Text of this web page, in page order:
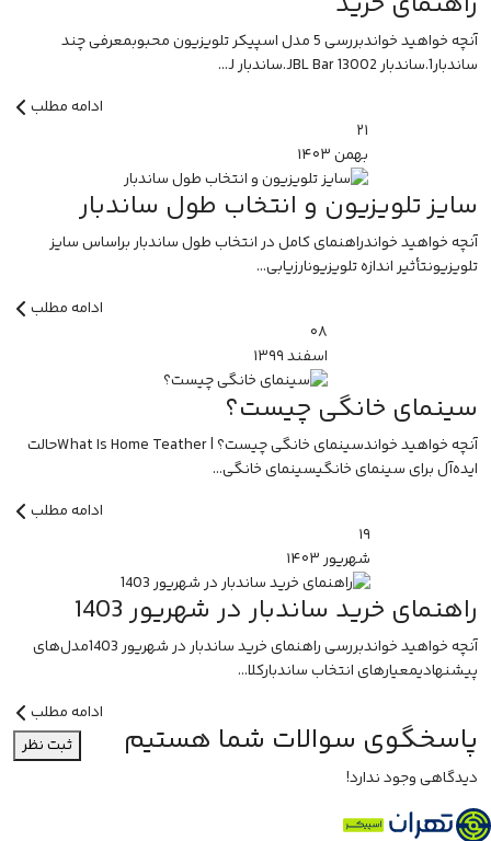
آنچه خواهید خواندبررسی 5 مدل اسپیکر تلویزیون محبوبمعرفی چند
ساندبار1.ساندبار JBL Bar 13002.ساندبار J...
ادامه مطلب
۲۱
بهمن۱۴۰۳
سایز تلویزیون و انتخاب طول ساندبار
آنچه خواهید خواندراهنمای کامل در انتخاب طول ساندبار براساس سایز
تلویزیونتأثیر اندازه تلویزیونارزیابی...
ادامه مطلب
۰۸
اسفند۱۳۹۹
سینمای خانگی چیست؟
آنچه خواهید خواندسینمای خانگی چیست؟ | What Is Home Teatherحالت
ایده‌آل برای سینمای خانگیسینمای خانگی...
ادامه مطلب
۱۹
شهریور۱۴۰۳
راهنمای خرید ساندبار در شهریور 1403
آنچه خواهید خواندبررسی راهنمای خرید ساندبار در شهریور 1403مدل‌های
پیشنهادیمعیارهای انتخاب ساندبارکلا...
ادامه مطلب
پاسخگوی سوالات شما هستیم
ثبت نظر
دیدگاهی وجود ندارد!